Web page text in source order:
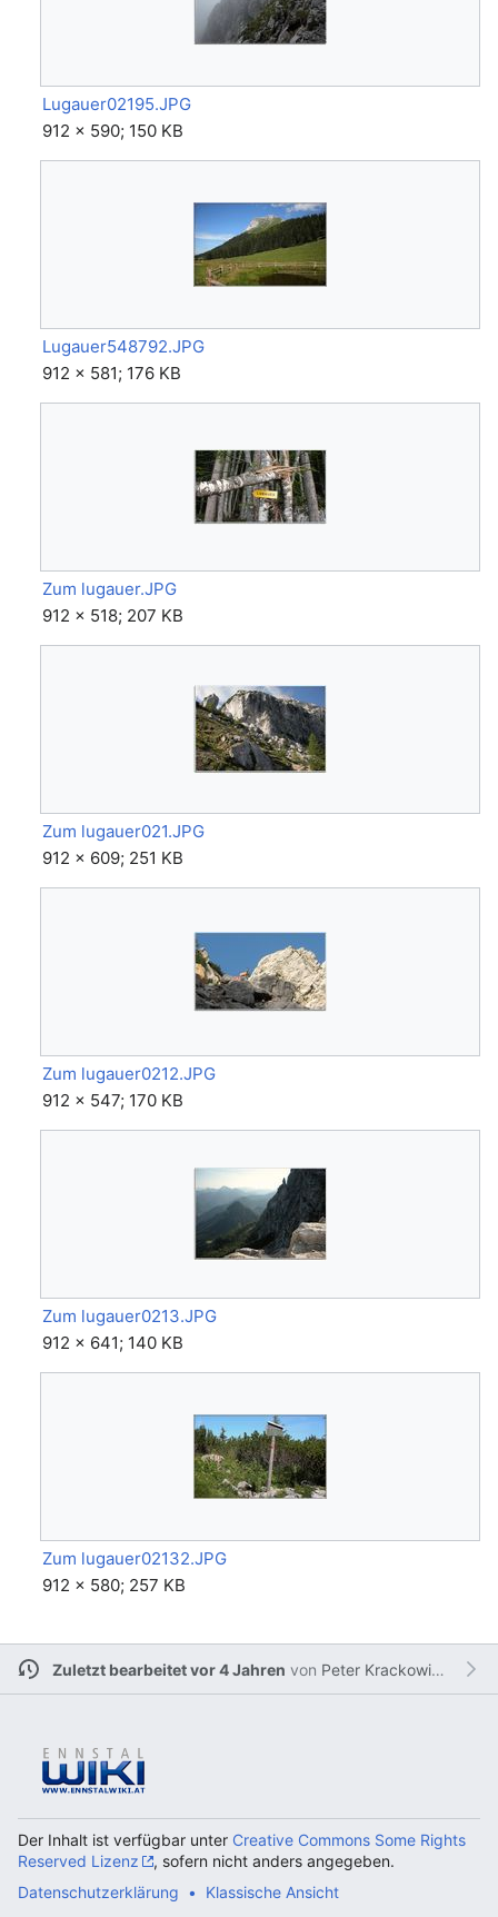
Lugauer02195.JPG
912 × 590; 150 KB
Lugauer548792.JPG
912 × 581; 176 KB
Zum lugauer.JPG
912 × 518; 207 KB
Zum lugauer021.JPG
912 × 609; 251 KB
Zum lugauer0212.JPG
912 × 547; 170 KB
Zum lugauer0213.JPG
912 × 641; 140 KB
Zum lugauer02132.JPG
912 × 580; 257 KB
Zuletzt bearbeitet vor 4 Jahren von Peter Krackowizer
Der Inhalt ist verfügbar unter Creative Commons Some Rights
Reserved Lizenz
, sofern nicht anders angegeben.
Datenschutzerklärung
Klassische Ansicht